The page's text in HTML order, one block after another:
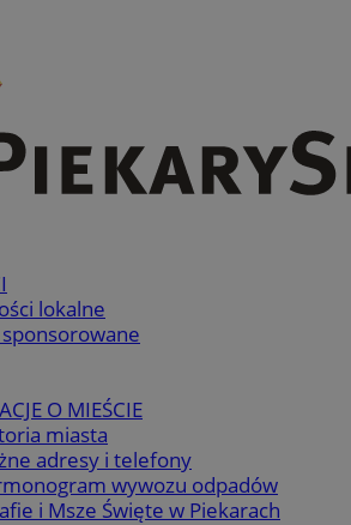
lokalne
O MIEŚCIE
miasta
adresy i telefony
wywozu odpadów
i Msze Święte w Piekarach